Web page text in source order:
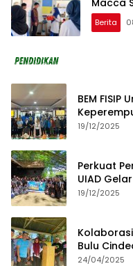
Macca
Berita
BEM
dan
19/12/2025
Perkuat
UIAD
19/12/2025
Bulu
24/04/2025